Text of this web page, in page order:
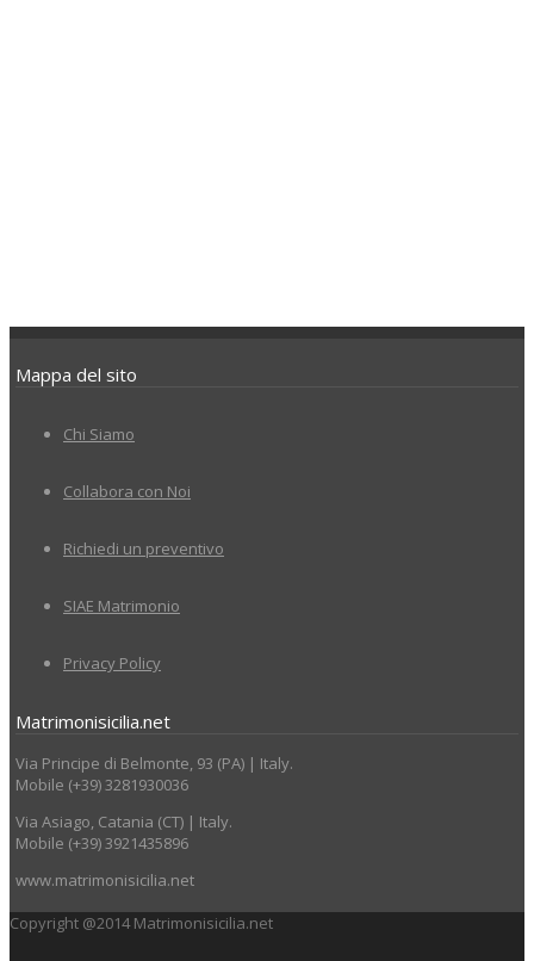
Mappa del sito
Chi Siamo
Collabora con Noi
Richiedi un preventivo
SIAE Matrimonio
Privacy Policy
Matrimonisicilia.net
Via Principe di Belmonte, 93 (PA) | Italy.
Mobile (+39) 3281930036
Via Asiago, Catania (CT) | Italy.
Mobile (+39) 3921435896
www.matrimonisicilia.net
Copyright @2014 Matrimonisicilia.net